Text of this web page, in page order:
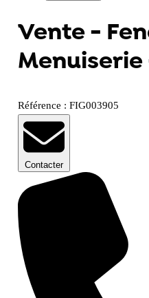
Vente -
Menuiserie
Référence : FIG003905
Contacter